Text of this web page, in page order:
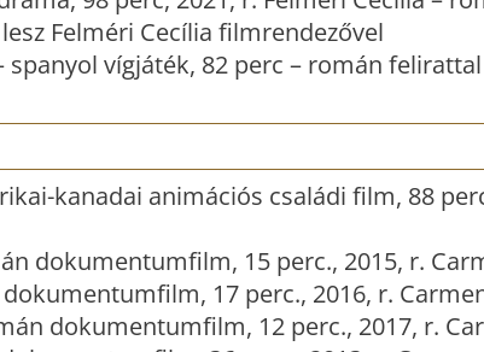
Felméri Cecília filmrendezővel
spanyol vígjáték, 82 perc – román felirattal
kanadai animációs családi film, 88
dokumentumfilm, 15 perc., 2015, r.
17 perc., 2016, r.
dokumentumfilm, 12 perc., 2017, r.